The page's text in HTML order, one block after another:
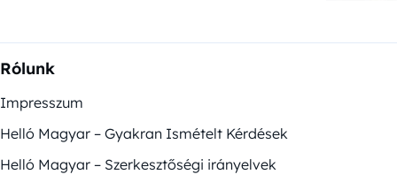
Rólunk
Impresszum
Helló Magyar – Gyakran Ismételt Kérdések
Helló Magyar – Szerkesztőségi irányelvek